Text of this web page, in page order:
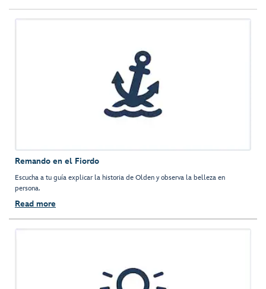
Remando en el Fiordo
Escucha a tu guía explicar la historia de Olden y observa la belleza en
persona.
Read more